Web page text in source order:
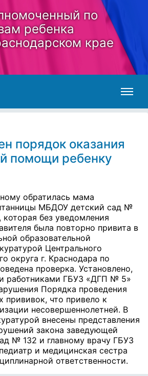
по
ребенка
крае
порядок оказания
помощи ребенку
обратилась мама
МБДОУ детский сад №
которая без уведомления
была повторно привита в
образовательной
Центрального
округа г. Краснодара по
проверка. Установлено,
работниками ГБУЗ «ДГП № 5»
Порядка проведения
прививок, что привело к
несовершеннолетней. В
внесены представления
закона заведующей
№ 132 и главному врачу ГБУЗ
и медицинская сестра
ответственности.